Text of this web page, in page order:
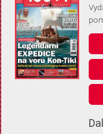
Pro základní fungování
(tzv. cookies apod.). Rádi
uložením volitelných
Anonymní unikátní ID
Díky němu příště
Identifikátor je zcela